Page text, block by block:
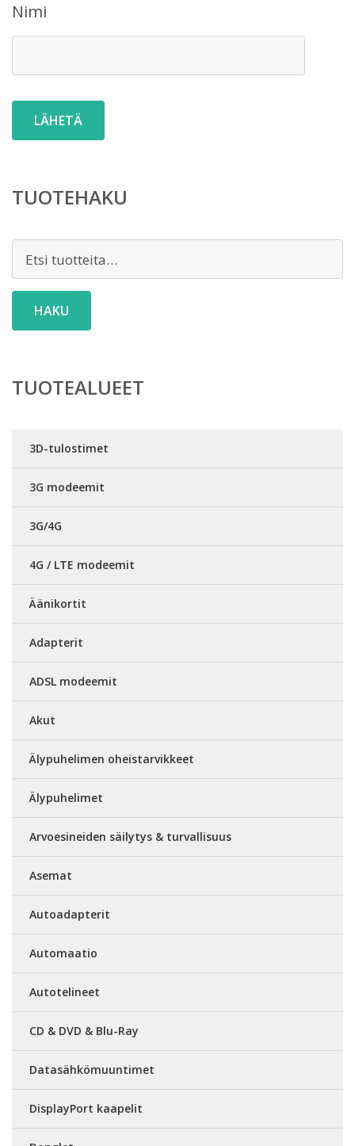
Nimi
TUOTEHAKU
HAKU
TUOTEALUEET
3D-tulostimet
3G modeemit
3G/4G
4G / LTE modeemit
Äänikortit
Adapterit
ADSL modeemit
Akut
Älypuhelimen oheistarvikkeet
Älypuhelimet
Arvoesineiden säilytys & turvallisuus
Asemat
Autoadapterit
Automaatio
Autotelineet
CD & DVD & Blu-Ray
Datasähkömuuntimet
DisplayPort kaapelit